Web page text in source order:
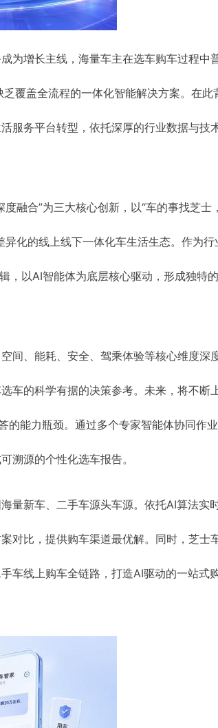
为增长主线，海量车主在选车购车过程中
覆盖全流程的一体化智能解决方案。在此
服务平台转型，依托深厚的行业数据与技
融合”为三大核心创新，以“车的事找芝士
化的线上线下一体化车生活生态。作为行
，以AI智能体为底层核心驱动，形成独特
间、能耗、安全、驾乘体验等核心维度深
车的科学有据的决策参考。未来，将不断
的能力瓶颈。通过多个专家智能体协同作
溯源的个性化选车报告。
量新车、二手车源头车源。依托AI算法实
对比，提供购车渠道最优解。同时，芝士
车线上购车全链路，打造AI驱动的一站式